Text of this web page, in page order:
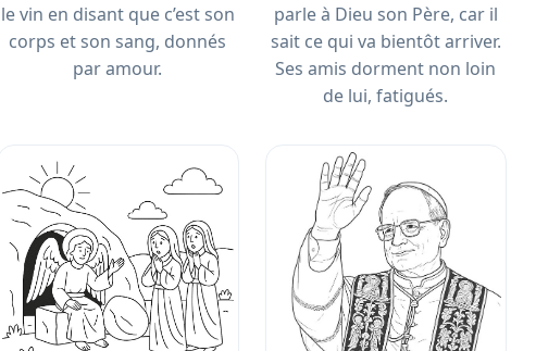
le vin en disant que c’est son
corps et son sang, donnés
par amour.
parle à Dieu son Père, car il
sait ce qui va bientôt arriver.
Ses amis dorment non loin
de lui, fatigués.